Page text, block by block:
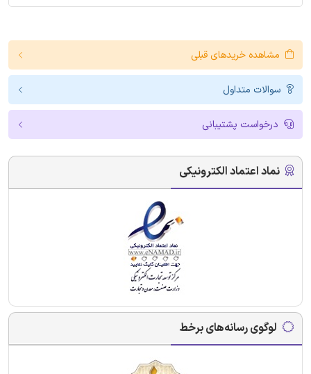
مشاهده خریدهای قبلی
سوالات متداول
درخواست پشتیبانی
نماد اعتماد الکترونیکی
لوگوی رسانه‌های برخط